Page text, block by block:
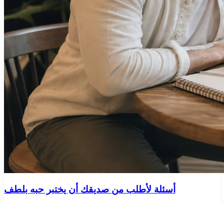
أسئلة لأطلب من صديقك أن يختبر حبه بلطف